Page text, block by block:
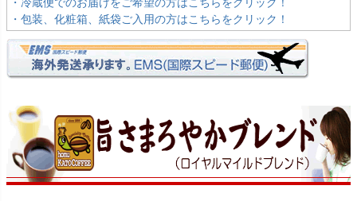
・冷蔵便でのお届けをご希望の方はこちらをクリック！
・包装、化粧箱、紙袋ご入用の方はこちらをクリック！